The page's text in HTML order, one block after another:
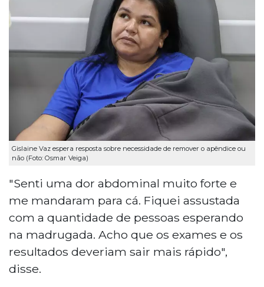
Gislaine Vaz espera resposta sobre necessidade de remover o apêndice ou
não (Foto: Osmar Veiga)
"Senti uma dor abdominal muito forte e
me mandaram para cá. Fiquei assustada
com a quantidade de pessoas esperando
na madrugada. Acho que os exames e os
resultados deveriam sair mais rápido",
disse.